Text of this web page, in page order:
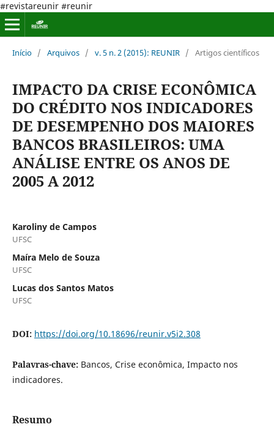
#revistareunir #reunir
Início / Arquivos / v. 5 n. 2 (2015): REUNIR / Artigos científicos
IMPACTO DA CRISE ECONÔMICA
DO CRÉDITO NOS INDICADORES
DE DESEMPENHO DOS MAIORES
BANCOS BRASILEIROS: UMA
ANÁLISE ENTRE OS ANOS DE
2005 A 2012
Karoliny de Campos
UFSC
Maíra Melo de Souza
UFSC
Lucas dos Santos Matos
UFSC
DOI: https://doi.org/10.18696/reunir.v5i2.308
Palavras-chave: Bancos, Crise econômica, Impacto nos
indicadores.
Resumo